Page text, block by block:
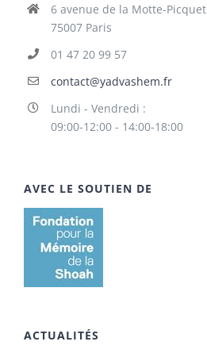
6 avenue de la Motte-Picquet
75007 Paris
01 47 20 99 57
contact@yadvashem.fr
Lundi - Vendredi :
09:00-12:00 - 14:00-18:00
AVEC LE SOUTIEN DE
ACTUALITÉS